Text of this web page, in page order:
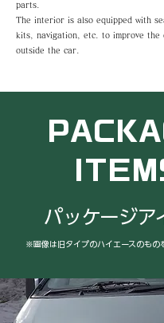
parts.
​The interior is also equipped with
kits, navigation, etc. to improve the
outside the car.
パッケージア
※画像は旧タイプのハイエースのもの